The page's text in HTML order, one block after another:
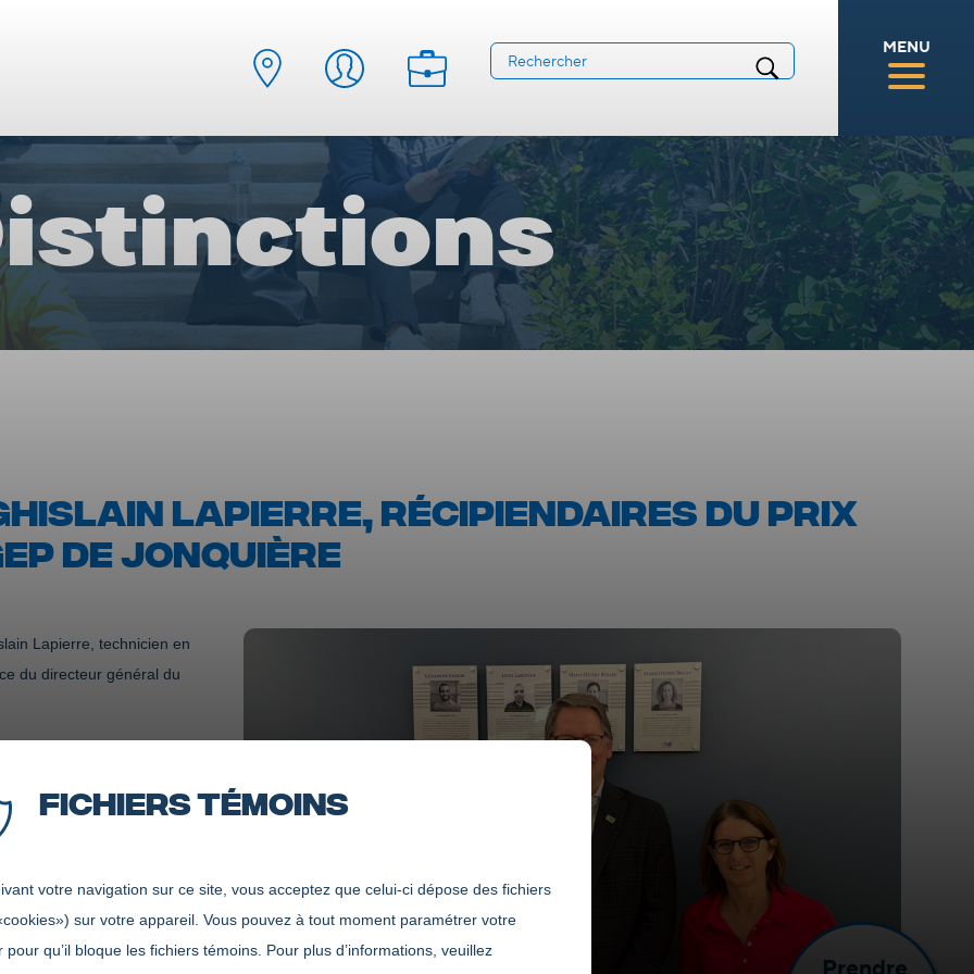
Fichiers témoins
votre navigation sur ce site, vous acceptez que celui-ci dépose des fichiers
sur votre appareil. Vous pouvez à tout moment paramétrer votre
pour qu’il bloque les fichiers témoins. Pour plus d’informations, veuillez
MENU
LAPIERRE, RÉCIPIENDAIRES DU PRIX
DE JONQUIÈRE
Lapierre, technicien en
du directeur général du
EN
à l’écoute de ses
Elle est fortement
Prendre